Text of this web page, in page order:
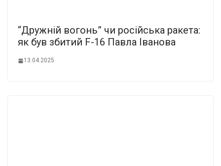
“Дружній вогонь” чи російська ракета:
як був збитий F-16 Павла Іванова
13.04.2025